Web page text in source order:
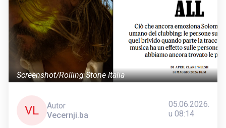
Screenshot/Rolling Stone Italia
VL
Autor
Vecernji.ba
05.06.2026.
u 08:14